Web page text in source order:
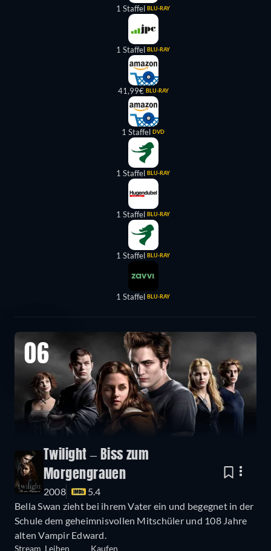
1 Staffel BLU-RAY
1 Staffel BLU-RAY
41,99€ BLU-RAY
1 Staffel DVD
1 Staffel BLU-RAY
1 Staffel BLU-RAY
1 Staffel BLU-RAY
1 Staffel BLU-RAY
06
Twilight – Biss zum
Morgengrauen
2008
5.4
Bella Swan zieht bei ihrem Vater ein und begegnet in der
Schule dem geheimnisvollen Mitschüler und 108 Jahre
alten Vampir Edward.
Stream Leihen Kaufen